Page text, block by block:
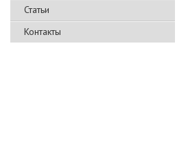
Статьи
Контакты